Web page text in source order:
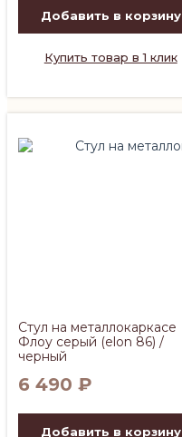
Добавить в корзину
Купить товар в 1 клик
Стул на металлокаркасе
Флоу серый (elon 86) /
черный
6 490 ₽
Добавить в корзину